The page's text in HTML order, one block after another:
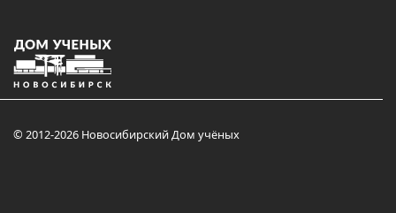
© 2012-2026 Новосибирский Дом учёных